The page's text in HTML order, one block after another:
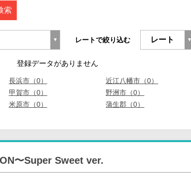
索
レートで絞り込む
登録データがありません
長浜市（0） 近江八幡市（0）
甲賀市（0） 野洲市（0）
米原市（0） 蒲生郡（0）
〜Super Sweet ver.